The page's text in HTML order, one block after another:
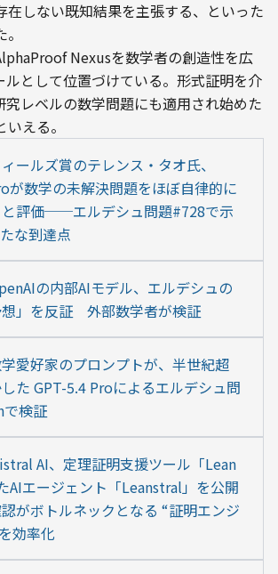
在しない既知結果を主張する、といった
Nexusを数学者の創造性を広
ルとして位置づけている。形式証明を介
究レベルの数学問題にも適用され始めた
える。
ールズ賞のテレンス・タオ氏、
が数学の未解決問題をほぼ自律的に
評価──エルデシュ問題#728で示
な到達点
の内部AIモデル、エルデシュの
想」を反証　外部数学者が検証
愛好家のプロンプトが、半世紀超
た GPT-5.4 Proによるエルデシュ問
で検証
AI、定理証明支援ツール「Lean
AIエージェント「Leanstral」を公開
がボトルネックとなる “証明エンジ
効率化